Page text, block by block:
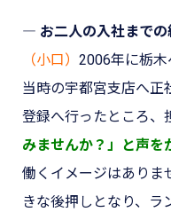
― お二人の入社までの
（小口） 2006年に栃木
当時の宇都宮支店へ正
登録へ行ったところ、
みませんか？」と声を
働くイメージはありま
きな後押しとなり、ラ